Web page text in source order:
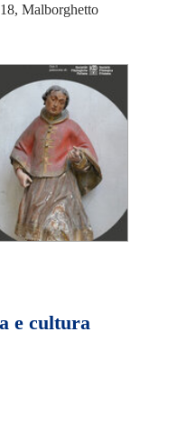
Malborghetto
e cultura